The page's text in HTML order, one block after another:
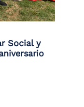
Social y